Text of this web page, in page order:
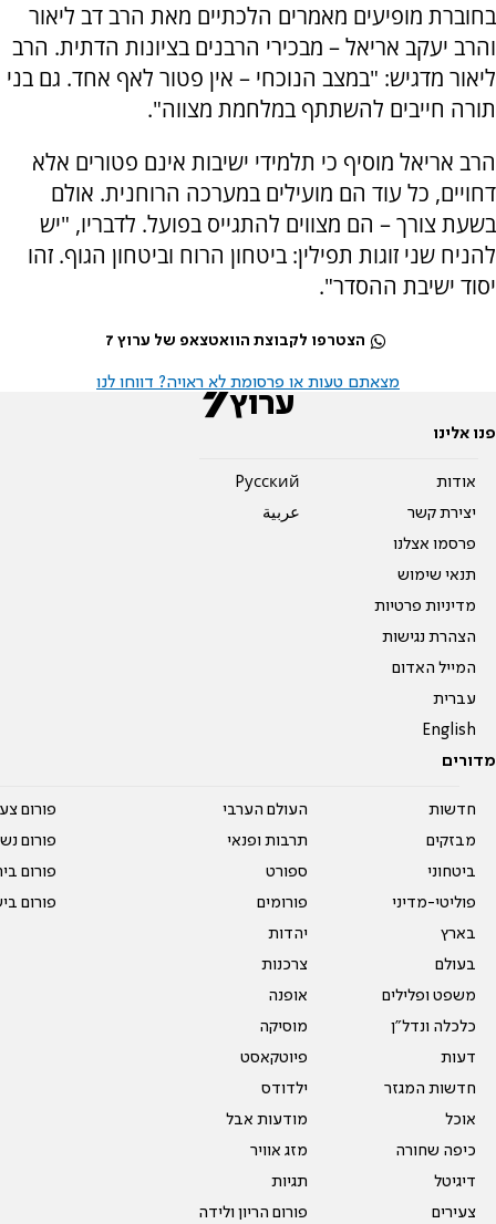
בחוברת מופיעים מאמרים הלכתיים מאת הרב דב ליאור
והרב יעקב אריאל – מבכירי הרבנים בציונות הדתית. הרב
ליאור מדגיש: "במצב הנוכחי – אין פטור לאף אחד. גם בני
תורה חייבים להשתתף במלחמת מצווה".
הרב אריאל מוסיף כי תלמידי ישיבות אינם פטורים אלא
דחויים, כל עוד הם מועילים במערכה הרוחנית. אולם
בשעת צורך – הם מצווים להתגייס בפועל. לדבריו, "יש
להניח שני זוגות תפילין: ביטחון הרוח וביטחון הגוף. זהו
יסוד ישיבת ההסדר".
הצטרפו לקבוצת הוואטצאפ של ערוץ 7
מצאתם טעות או פרסומת לא ראויה? דווחו לנו
פנו אלינו
אודות
יצירת קשר
פרסמו אצלנו
תנאי שימוש
מדיניות פרטיות
הצהרת נגישות
המייל האדום
עברית
English
Pусский
عربية
מדורים
חדשות
מבזקים
ביטחוני
פוליטי-מדיני
בארץ
בעולם
משפט ופלילים
כלכלה ונדל"ן
דעות
חדשות המגזר
אוכל
כיפה שחורה
דיגיטל
צעירים
העולם הערבי
תרבות ופנאי
ספורט
פורומים
יהדות
צרכנות
אופנה
מוסיקה
פיוטקאסט
ילדודס
מודעות אבל
מזג אוויר
תגיות
פורום הריון ולידה
פורום
פורום
פורום
פורום